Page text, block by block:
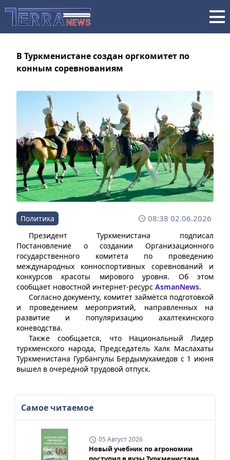
В Туркменистане создан оргкомитет по
конным соревнованиям
Политика 08:38 02.06.2026
Президент Туркменистана подписал
Постановление о создании Организационного
государственного комитета по проведению
международных конноспортивных соревнований и
конкурсов красоты мирового уровня. Об этом
сообщает новостной интернет-ресурс AsmanNews.
Согласно документу, комитет займётся подготовкой
и проведением мероприятий, направленных на
развитие и популяризацию ахалтекинского
коневодства.
Также сообщается, что Национальный Лидер
туркменского народа, Председатель Халк Маслахаты
Туркменистана Гурбангулы Бердымухамедов с 1 июня
вышел в очередной трудовой отпуск.
Самое читаемое
05 Август 2026
Новый учебник по агрономии